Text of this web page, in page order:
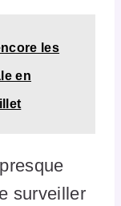
les
en
surveiller